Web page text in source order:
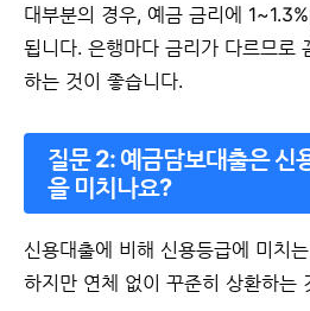
대부분의 경우, 예금 금리에
됩니다. 은행마다 금리가 다르므로
하는 것이 좋습니다.
질문 2: 예금담보대출은 신
을 미치나요?
신용대출에 비해 신용등급에 미치
하지만 연체 없이 꾸준히 상환하는